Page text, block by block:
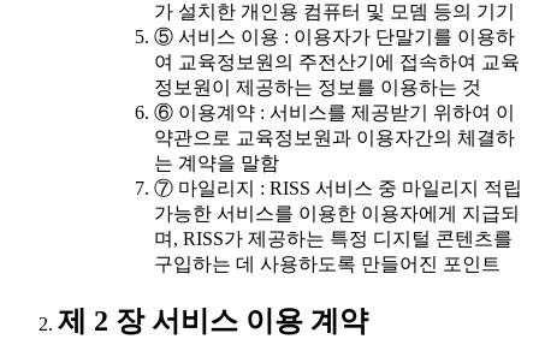
가 설치한 개인용 컴퓨터 및 모뎀 등의 기기
⑤ 서비스 이용 : 이용자가 단말기를 이용하
여 교육정보원의 주전산기에 접속하여 교육
정보원이 제공하는 정보를 이용하는 것
⑥ 이용계약 : 서비스를 제공받기 위하여 이
약관으로 교육정보원과 이용자간의 체결하
는 계약을 말함
⑦ 마일리지 : RISS 서비스 중 마일리지 적립
가능한 서비스를 이용한 이용자에게 지급되
며, RISS가 제공하는 특정 디지털 콘텐츠를
구입하는 데 사용하도록 만들어진 포인트
제 2 장 서비스 이용 계약